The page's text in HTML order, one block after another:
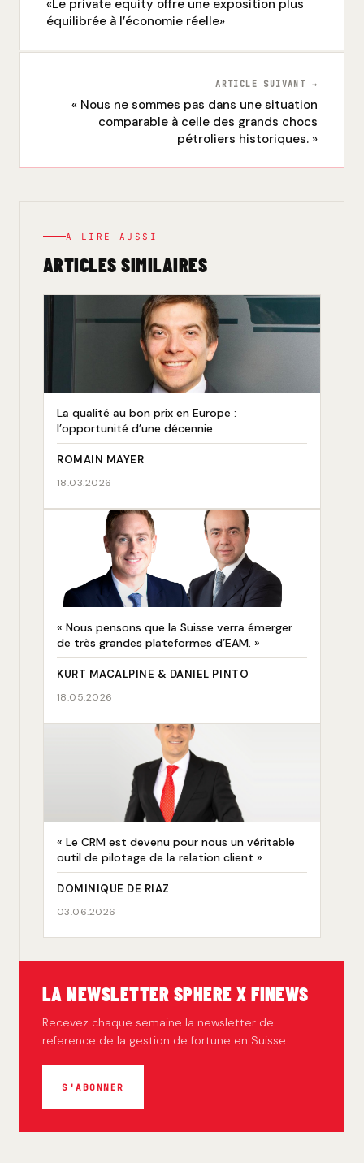
«Le private equity offre une exposition plus
équilibrée à l’économie réelle»
ARTICLE SUIVANT →
« Nous ne sommes pas dans une situation
comparable à celle des grands chocs
pétroliers historiques. »
A LIRE AUSSI
ARTICLES SIMILAIRES
La qualité au bon prix en Europe :
l’opportunité d’une décennie
ROMAIN MAYER
18.03.2026
« Nous pensons que la Suisse verra émerger
de très grandes plateformes d’EAM. »
KURT MACALPINE & DANIEL PINTO
18.05.2026
« Le CRM est devenu pour nous un véritable
outil de pilotage de la relation client »
DOMINIQUE DE RIAZ
03.06.2026
LA NEWSLETTER SPHERE X FINEWS
Recevez chaque semaine la newsletter de
reference de la gestion de fortune en Suisse.
S'ABONNER